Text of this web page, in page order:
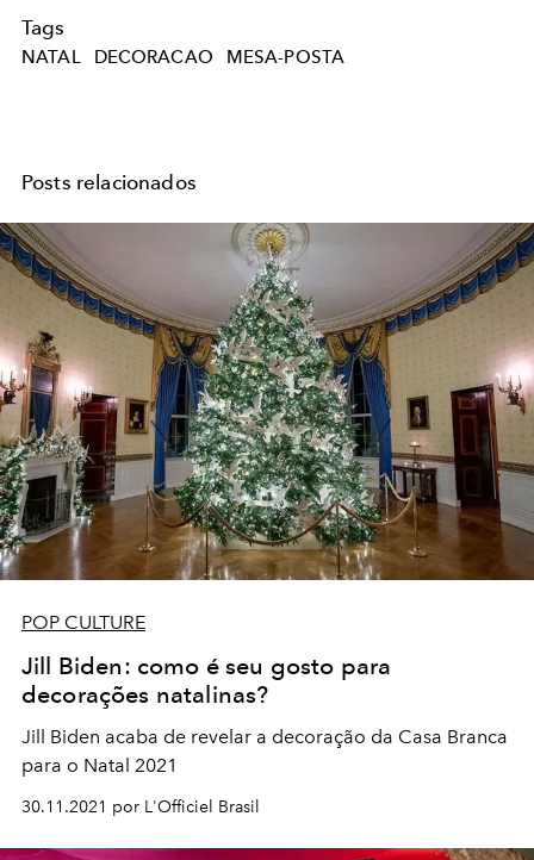
Tags
NATAL DECORACAO MESA-POSTA
Posts relacionados
POP CULTURE
Jill Biden: como é seu gosto para
decorações natalinas?
Jill Biden acaba de revelar a decoração da Casa Branca
para o Natal 2021
30.11.2021 por L'Officiel Brasil